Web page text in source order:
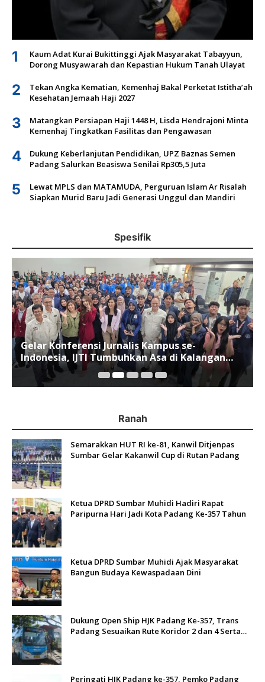
1
Kaum Adat Kurai Bukittinggi Ajak Masyarakat Tabayyun,
Dorong Musyawarah dan Kepastian Hukum Tanah Ulayat
2
Tekan Angka Kematian, Kemenhaj Bakal Perketat Istitha’ah
Kesehatan Jemaah Haji 2027
3
Matangkan Persiapan Haji 1448 H, Lisda Hendrajoni Minta
Kemenhaj Tingkatkan Fasilitas dan Pengawasan
4
Dukung Keberlanjutan Pendidikan, UPZ Baznas Semen
Padang Salurkan Beasiswa Senilai Rp305,5 Juta
5
Lewat MPLS dan MATAMUDA, Perguruan Islam Ar Risalah
Siapkan Murid Baru Jadi Generasi Unggul dan Mandiri
Spesifik
Gelar Konferensi Jurnalis Kampus se-
Indonesia, IJTI Tumbuhkan Asa di Kalangan
Jurnalis Muda di Era Disruspi Digital
Ranah
Semarakkan HUT RI ke-81, Kanwil Ditjenpas
Sumbar Gelar Kakanwil Cup di Rutan Padang
Ketua DPRD Sumbar Muhidi Hadiri Rapat
Paripurna Hari Jadi Kota Padang Ke-357 Tahun
Ketua DPRD Sumbar Muhidi Ajak Masyarakat
Bangun Budaya Kewaspadaan Dini
Dukung Open Ship HJK Padang Ke-357, Trans
Padang Sesuaikan Rute Koridor 2 dan 4 Serta
Peringati HJK Padang ke-357, Pemko Padang